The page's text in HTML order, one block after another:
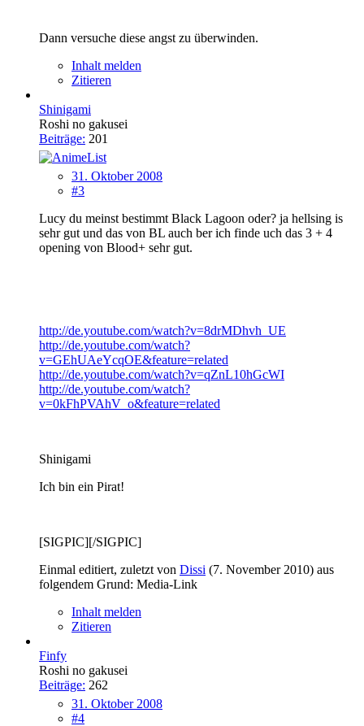
Dann versuche diese angst zu überwinden.
Inhalt melden
Zitieren
Shinigami
Roshi no gakusei
Beiträge: 201
31. Oktober 2008
#3
Lucy du meinst bestimmt Black Lagoon oder? ja hellsing is
sehr gut und das von BL auch ber ich finde uch das 3 + 4
opening von Blood+ sehr gut.
http://de.youtube.com/watch?v=8drMDhvh_UE
http://de.youtube.com/watch?
v=GEhUAeYcqOE&feature=related
http://de.youtube.com/watch?v=qZnL10hGcWI
http://de.youtube.com/watch?
v=0kFhPVAhV_o&feature=related
Shinigami
Ich bin ein Pirat!
[SIGPIC][/SIGPIC]
Einmal editiert, zuletzt von Dissi (7. November 2010) aus
folgendem Grund: Media-Link
Inhalt melden
Zitieren
Finfy
Roshi no gakusei
Beiträge: 262
31. Oktober 2008
#4